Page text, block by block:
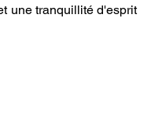
une tranquillité d'esprit